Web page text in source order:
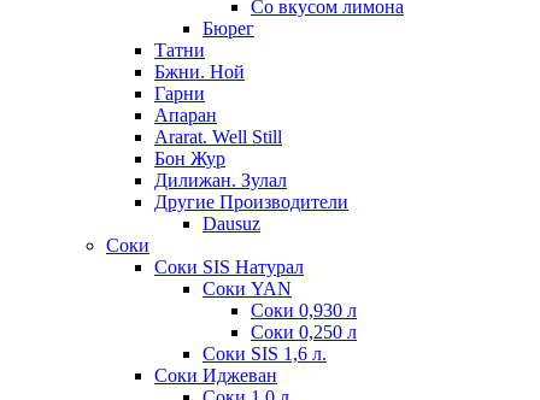
Со вкусом лимона
Бюрег
Татни
Бжни. Ной
Гарни
Апаран
Ararat. Well Still
Бон Жур
Дилижан. Зулал
Другие Производители
Dausuz
Соки
Соки SIS Натурал
Соки YAN
Соки 0,930 л
Соки 0,250 л
Соки SIS 1,6 л.
Соки Иджеван